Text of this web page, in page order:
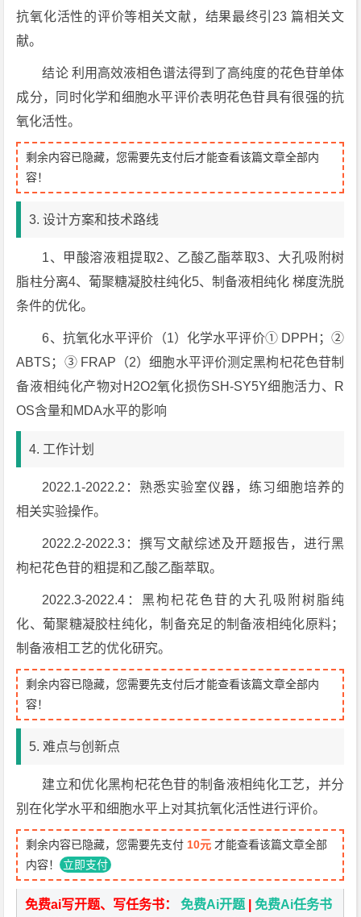
抗氧化活性的评价等相关文献，结果最终引23 篇相关文
献。
结论 利用高效液相色谱法得到了高纯度的花色苷单体
成分，同时化学和细胞水平评价表明花色苷具有很强的抗
氧化活性。
剩余内容已隐藏，您需要先支付后才能查看该篇文章全部内
容！
3. 设计方案和技术路线
1、甲酸溶液粗提取2、乙酸乙酯萃取3、大孔吸附树
脂柱分离4、葡聚糖凝胶柱纯化5、制备液相纯化 梯度洗脱
条件的优化。
6、抗氧化水平评价（1）化学水平评价① DPPH；②
ABTS；③ FRAP（2）细胞水平评价测定黑枸杞花色苷制
备液相纯化产物对H2O2氧化损伤SH-SY5Y细胞活力、R
OS含量和MDA水平的影响
4. 工作计划
2022.1-2022.2：熟悉实验室仪器，练习细胞培养的
相关实验操作。
2022.2-2022.3：撰写文献综述及开题报告，进行黑
枸杞花色苷的粗提和乙酸乙酯萃取。
2022.3-2022.4：黑枸杞花色苷的大孔吸附树脂纯
化、葡聚糖凝胶柱纯化，制备充足的制备液相纯化原料；
制备液相工艺的优化研究。
剩余内容已隐藏，您需要先支付后才能查看该篇文章全部内
容！
5. 难点与创新点
建立和优化黑枸杞花色苷的制备液相纯化工艺，并分
别在化学水平和细胞水平上对其抗氧化活性进行评价。
剩余内容已隐藏，您需要先支付 10元 才能查看该篇文章全部
内容！ 立即支付
免费ai写开题、写任务书：免费Ai开题 |免费Ai任务书